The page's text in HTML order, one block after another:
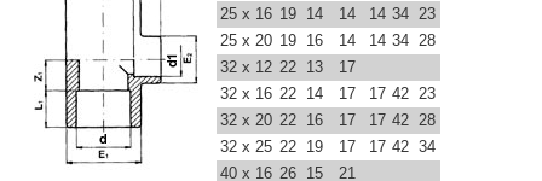
25 x 16 19 14 14 14 34 23
25 x 20 19 16 14 14 34 28
32 x 12 22 13
17
32 x 16 22 14 17 17 42 23
32 x 20 22 16 17 17 42 28
32 x 25 22 19 17 17 42 34
40 x 16 26 15
21